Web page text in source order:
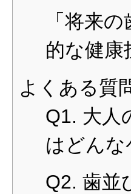
「将来
的な健康
よくある質
Q1. 大人
はどんな
Q2. 歯並